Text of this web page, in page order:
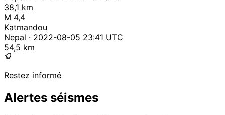
38,1 km
M 4,4
Katmandou
Nepal · 2022-08-05 23:41 UTC
54,5 km
Restez informé
Alertes séismes